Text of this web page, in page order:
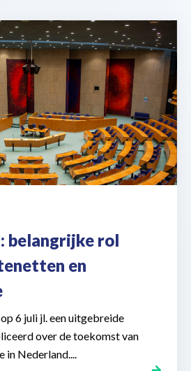
belangrijke rol
en
6 juli jl. een uitgebreide
over de toekomst van
in Nederland....